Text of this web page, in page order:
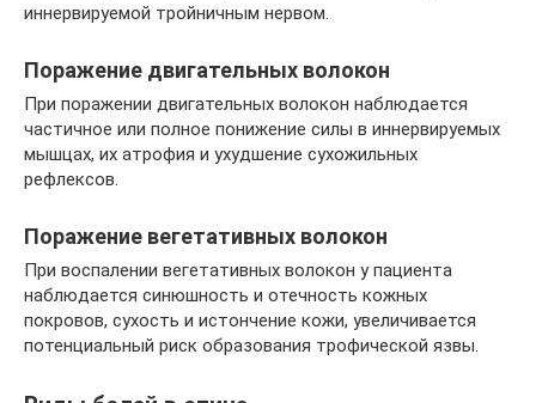
иннервируемой тройничным нервом.
Поражение двигательных волокон
При поражении двигательных волокон наблюдается
частичное или полное понижение силы в иннервируемых
мышцах, их атрофия и ухудшение сухожильных
рефлексов.
Поражение вегетативных волокон
При воспалении вегетативных волокон у пациента
наблюдается синюшность и отечность кожных
покровов, сухость и истончение кожи, увеличивается
потенциальный риск образования трофической язвы.